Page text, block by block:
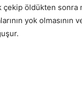
öldükten sonra
yok olmasının